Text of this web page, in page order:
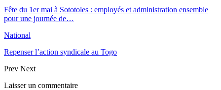
Fête du 1er mai à Sototoles : employés et administration ensemble
pour une journée de…
National
Repenser l’action syndicale au Togo
Prev Next
Laisser un commentaire